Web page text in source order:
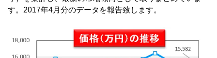
す。2017年4月分のデータを報告致します。